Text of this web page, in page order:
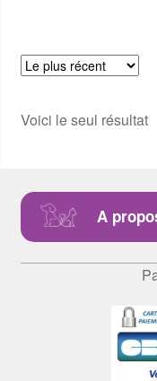
Voici le seul résultat
A